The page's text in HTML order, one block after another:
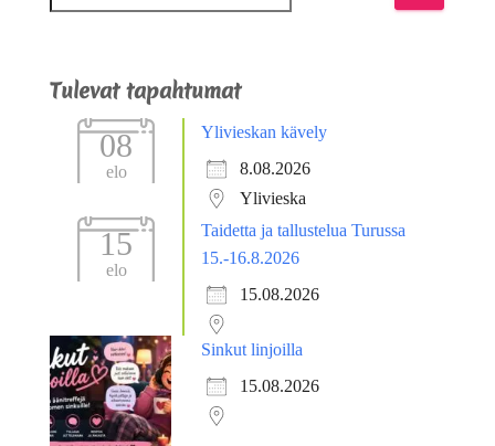
Tulevat tapahtumat
08
elo
Ylivieskan kävely
8.08.2026
Ylivieska
15
elo
Taidetta ja tallustelua Turussa
15.-16.8.2026
15.08.2026
Sinkut linjoilla
15.08.2026